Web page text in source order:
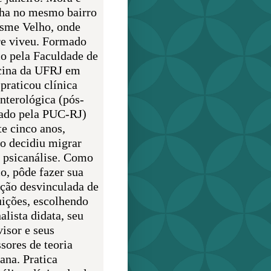
no mesmo bairro
Velho, onde
viveu. Formado
pela Faculdade de
da UFRJ em
clínica
(pós-
pela PUC-RJ)
cinco anos,
decidiu migrar
psicanálise. Como
pôde fazer sua
desvinculada de
escolhendo
didata, seu
e seus
de teoria
Pratica